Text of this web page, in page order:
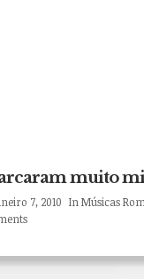
muito
7, 2010 InMúsicas